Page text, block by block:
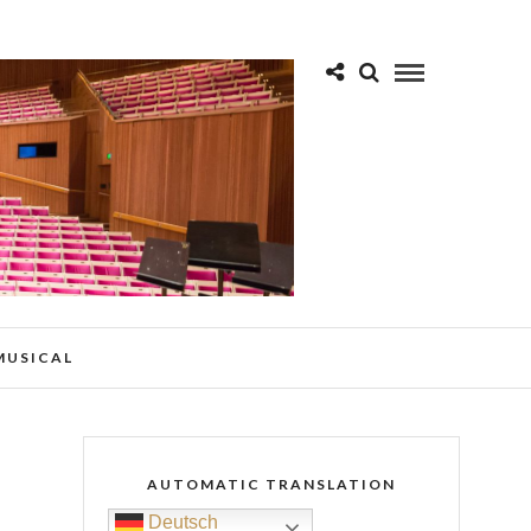
AUTOMATIC TRANSLATION
Deutsch